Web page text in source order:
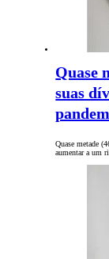
Quase
suas
Quase metade
aumentar a um